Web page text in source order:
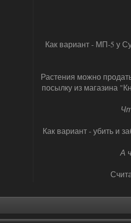
Как вариант - МП-5 у
Растения можно
посылку из магазина
Как вариант - убить и
А